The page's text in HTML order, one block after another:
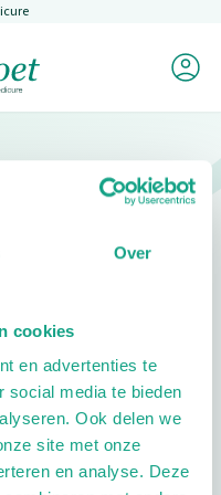
Over
cookies
en advertenties te
social media te bieden
Ook delen we
site met onze
en analyse. Deze
Mijn